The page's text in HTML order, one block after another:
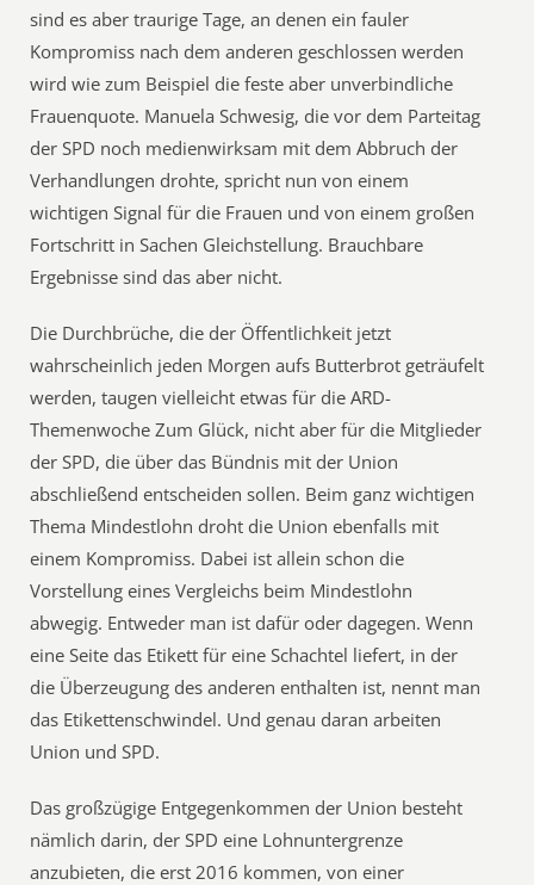
sind es aber traurige Tage, an denen ein fauler
Kompromiss nach dem anderen geschlossen werden
wird wie zum Beispiel die feste aber unverbindliche
Frauenquote. Manuela Schwesig, die vor dem Parteitag
der SPD noch medienwirksam mit dem Abbruch der
Verhandlungen drohte, spricht nun von einem
wichtigen Signal für die Frauen und von einem großen
Fortschritt in Sachen Gleichstellung. Brauchbare
Ergebnisse sind das aber nicht.
Die Durchbrüche, die der Öffentlichkeit jetzt
wahrscheinlich jeden Morgen aufs Butterbrot geträufelt
werden, taugen vielleicht etwas für die ARD-
Themenwoche Zum Glück, nicht aber für die Mitglieder
der SPD, die über das Bündnis mit der Union
abschließend entscheiden sollen. Beim ganz wichtigen
Thema Mindestlohn droht die Union ebenfalls mit
einem Kompromiss. Dabei ist allein schon die
Vorstellung eines Vergleichs beim Mindestlohn
abwegig. Entweder man ist dafür oder dagegen. Wenn
eine Seite das Etikett für eine Schachtel liefert, in der
die Überzeugung des anderen enthalten ist, nennt man
das Etikettenschwindel. Und genau daran arbeiten
Union und SPD.
Das großzügige Entgegenkommen der Union besteht
nämlich darin, der SPD eine Lohnuntergrenze
anzubieten, die erst 2016 kommen, von einer